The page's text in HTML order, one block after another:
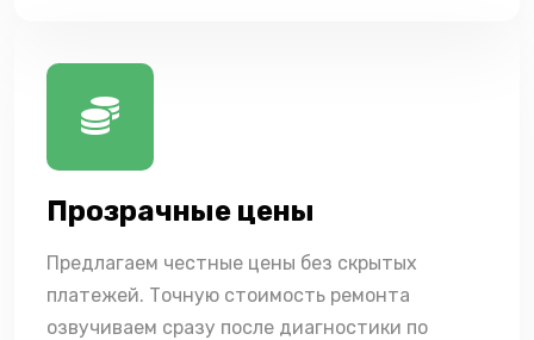
Прозрачные цены
Предлагаем честные цены без скрытых
платежей. Точную стоимость ремонта
озвучиваем сразу после диагностики по